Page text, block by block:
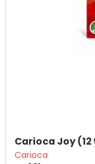
Carioca Joy
Carioca